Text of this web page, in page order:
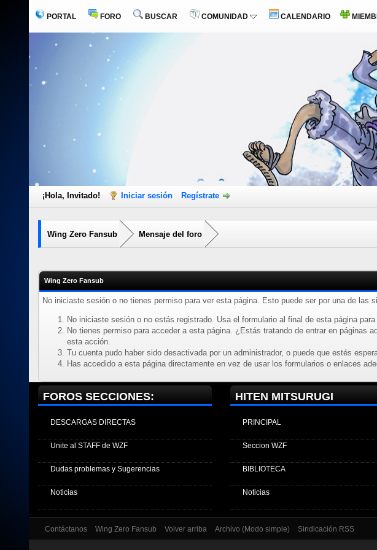
PORTAL FORO BUSCAR COMUNIDAD CALENDARIO
¡Hola, Invitado! Iniciar sesión Regístrate
Wing Zero Fansub Mensaje del foro
Wing Zero Fansub
No iniciaste sesión o no tienes permiso para ver esta página. Esto puede ser por una de las
No iniciaste sesión o no estás registrado. Usa el formulario al final de esta página
No tienes permiso para acceder a esta página. ¿Estás tratando de entrar en
esta acción.
Tu cuenta pudo haber sido desactivada por un administrador, o puede que estés
Has accedido a esta página directamente en vez de usar los formularios o enlaces
FOROS SECCIONES:
DESCARGAS DIRECTAS
Unite al STAFF de WZF
Dudas problemas y Sugerencias
Noticias
HITEN MITSURUGI
PRINCIPAL
Seccion WZF
BIBLIOTECA
Noticias
Contáctanos Wing Zero Fansub Volver arriba Archivo (Modo simple) Sindicación RSS